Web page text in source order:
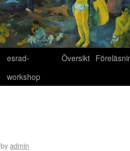
esrad-
workshop
Översikt
byadmin